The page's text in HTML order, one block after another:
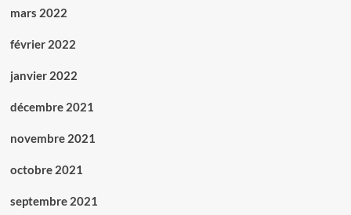
mars 2022
février 2022
janvier 2022
décembre 2021
novembre 2021
octobre 2021
septembre 2021